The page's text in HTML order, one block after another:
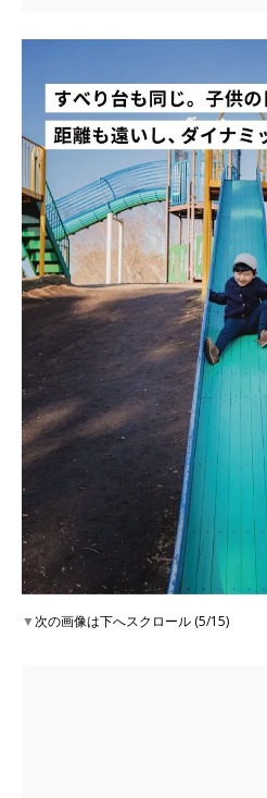
▼次の画像は下へスクロール (5/15)